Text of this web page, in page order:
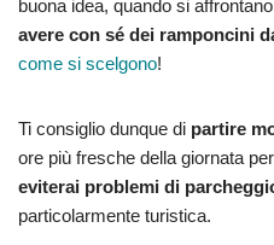
buona idea, quando si
avere con sé dei ramponcini
come si scelgono!
Ti consiglio dunque di partire
ore più fresche della giornata
eviterai problemi di
particolarmente turistica.